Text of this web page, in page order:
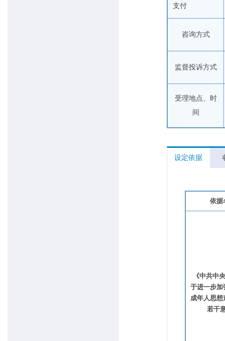
支付
咨询方式
监督投诉方式
受理地点、时
间
设定依据
依据
《中共中
于进一步加
成年人思想
若干